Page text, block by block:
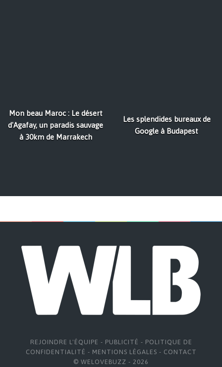
Mon beau Maroc : Le désert
d'Agafay, un paradis sauvage
à 30km de Marrakech
Les splendides bureaux de
Google à Budapest
REJOINDRE L'ÉQUIPE - PUBLICITÉ - POLITIQUE DE
CONFIDENTIALITÉ - MENTIONS LÉGALES - CONTACT
© WELOVEBUZZ - 2026